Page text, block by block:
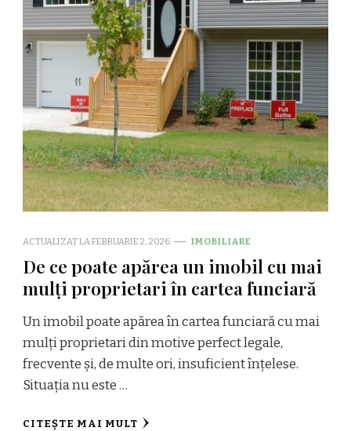
ACTUALIZAT LA FEBRUARIE 2, 2026 IMOBILIARE
De ce poate apărea un imobil cu mai
mulți proprietari în cartea funciară
Un imobil poate apărea în cartea funciară cu mai
mulți proprietari din motive perfect legale,
frecvente și, de multe ori, insuficient înțelese.
Situația nu este …
CITEȘTE MAI MULT